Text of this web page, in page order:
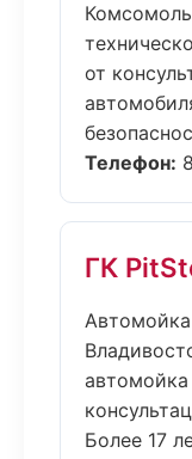
от
Телефон:
ГК
Более 17